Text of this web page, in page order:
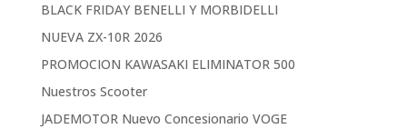
BLACK FRIDAY BENELLI Y MORBIDELLI
NUEVA ZX-10R 2026
PROMOCION KAWASAKI ELIMINATOR 500
Nuestros Scooter
JADEMOTOR Nuevo Concesionario VOGE